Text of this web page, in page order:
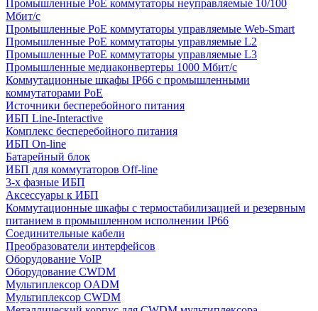
Промышленные PoE коммутаторы неуправляемые 10/100
Мбит/с
Промышленные PoE коммутаторы управляемые Web-Smart
Промышленные PoE коммутаторы управляемые L2
Промышленные PoE коммутаторы управляемые L3
Промышленные медиаконвертеры 1000 Мбит/с
Коммутационные шкафы IP66 c промышленными
коммутаторами PoE
Источники бесперебойного питания
ИБП Line-Interactive
Комплекс бесперебойного питания
ИБП On-line
Батарейный блок
ИБП для коммутаторов Off-line
3-х фазные ИБП
Аксессуары к ИБП
Коммутационные шкафы с термостабилизацией и резервным
питанием в промышленном исполнении IP66
Соединительные кабели
Преобразователи интерфейсов
Оборудование VoIP
Оборудование CWDM
Мультиплекcор OADM
Мультиплексор CWDM